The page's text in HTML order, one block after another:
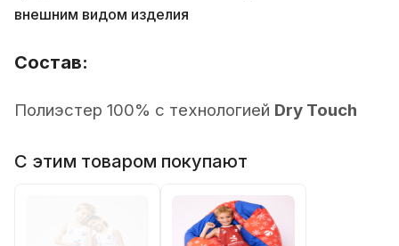
внешним видом изделия
Состав:
Полиэстер 100% с технологией Dry Touch
С этим товаром покупают